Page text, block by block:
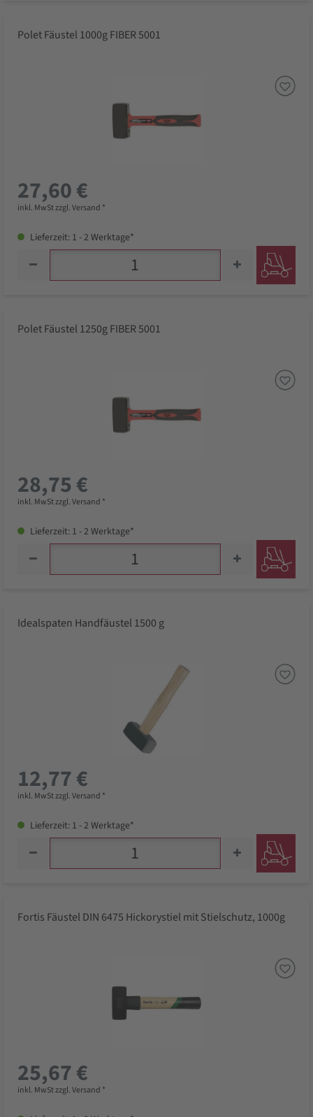
Polet Fäustel 1000g FIBER 5001
27,60 €
inkl. MwSt zzgl. Versand *
Lieferzeit: 1 - 2 Werktage*
Polet Fäustel 1250g FIBER 5001
28,75 €
inkl. MwSt zzgl. Versand *
Lieferzeit: 1 - 2 Werktage*
Idealspaten Handfäustel 1500 g
12,77 €
inkl. MwSt zzgl. Versand *
Lieferzeit: 1 - 2 Werktage*
Fortis Fäustel DIN 6475 Hickorystiel mit Stielschutz, 1000g
25,67 €
inkl. MwSt zzgl. Versand *